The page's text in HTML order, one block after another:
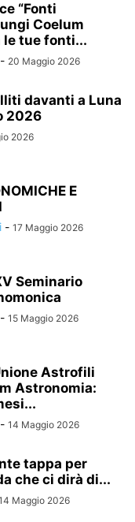
“Fonti
Coelum
tue fonti...
- 20 Maggio 2026
davanti a Luna
2026
2026
E
- 17 Maggio 2026
Seminario
- 15 Maggio 2026
Astrofili
Astronomia:
- 14 Maggio 2026
tappa per
che ci dirà di...
Maggio 2026